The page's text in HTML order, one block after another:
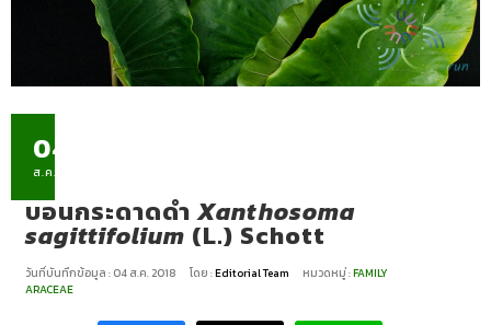
04
ส.ค.
บอนกระดาดดำXanthosoma
sagittifolium (L.) Schott
วันที่บันทึกข้อมูล : 04 ส.ค. 2018 โดย :Editorial Team หมวดหมู่ :FAMILY
ARACEAE